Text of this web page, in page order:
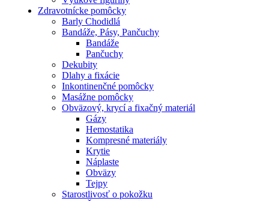
Zdravotnícke pomôcky
Barly Chodidlá
Bandáže, Pásy, Pančuchy
Bandáže
Pančuchy
Dekubity
Dlahy a fixácie
Inkontinenčné pomôcky
Masážne pomôcky
Obväzový, krycí a fixačný materiál
Gázy
Hemostatika
Kompresné materiály
Krytie
Náplaste
Obväzy
Tejpy
Starostlivosť o pokožku